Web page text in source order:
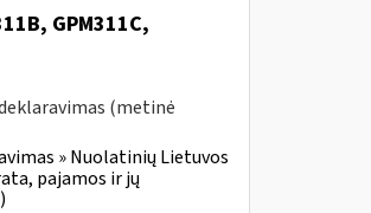
GPM311C,
(metinė
» Nuolatinių Lietuvos
pajamos ir jų